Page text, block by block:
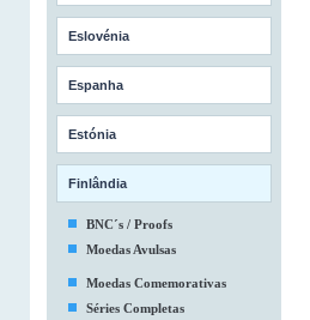
Eslovénia
Espanha
Estónia
Finlândia
BNC´s / Proofs
Moedas Avulsas
Moedas Comemorativas
Séries Completas